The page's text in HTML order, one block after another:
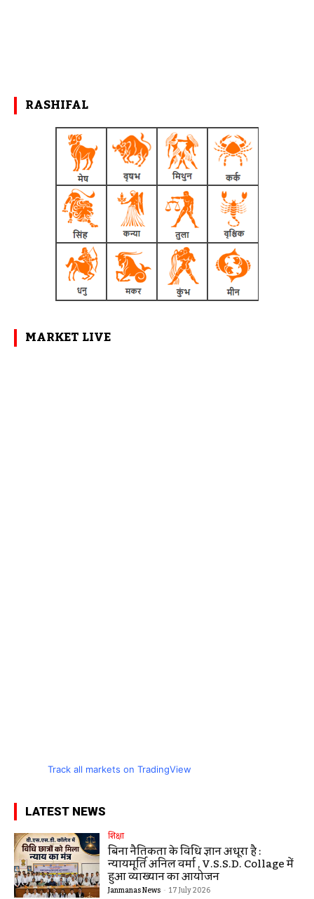
RASHIFAL
MARKET LIVE
Track all markets on TradingView
LATEST NEWS
शिक्षा
बिना नैतिकता के विधि ज्ञान अधूरा है :
न्यायमूर्ति अनिल वर्मा , V.S.S.D. Collage में
हुआ व्याख्यान का आयोजन
Janmanas News - 17 July 2026